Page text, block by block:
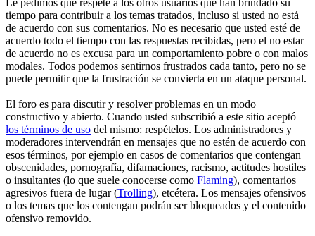
Le pedimos que respete a los otros usuarios que han brindado su
tiempo para contribuir a los temas tratados, incluso si usted no está
de acuerdo con sus comentarios. No es necesario que usted esté de
acuerdo todo el tiempo con las respuestas recibidas, pero el no estar
de acuerdo no es excusa para un comportamiento pobre o con malos
modales. Todos podemos sentirnos frustrados cada tanto, pero no se
puede permitir que la frustración se convierta en un ataque personal.
El foro es para discutir y resolver problemas en un modo
constructivo y abierto. Cuando usted subscribió a este sitio aceptó
los términos de uso del mismo: respételos. Los administradores y
moderadores intervendrán en mensajes que no estén de acuerdo con
esos términos, por ejemplo en casos de comentarios que contengan
obscenidades, pornografía, difamaciones, racismo, actitudes hostiles
o insultantes (lo que suele conocerse como Flaming), comentarios
agresivos fuera de lugar (Trolling), etcétera. Los mensajes ofensivos
o los temas que los contengan podrán ser bloqueados y el contenido
ofensivo removido.